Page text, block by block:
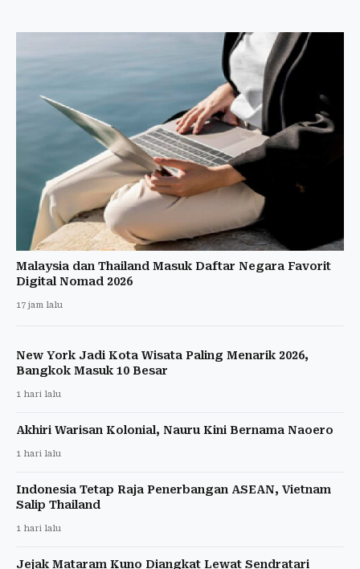
Malaysia dan Thailand Masuk Daftar Negara Favorit
Digital Nomad 2026
17 jam lalu
New York Jadi Kota Wisata Paling Menarik 2026,
Bangkok Masuk 10 Besar
1 hari lalu
Akhiri Warisan Kolonial, Nauru Kini Bernama Naoero
1 hari lalu
Indonesia Tetap Raja Penerbangan ASEAN, Vietnam
Salip Thailand
1 hari lalu
Jejak Mataram Kuno Diangkat Lewat Sendratari